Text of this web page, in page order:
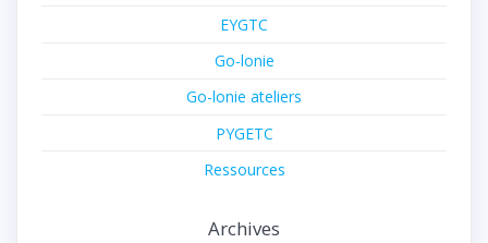
EYGTC
Go-lonie
Go-lonie ateliers
PYGETC
Ressources
Archives